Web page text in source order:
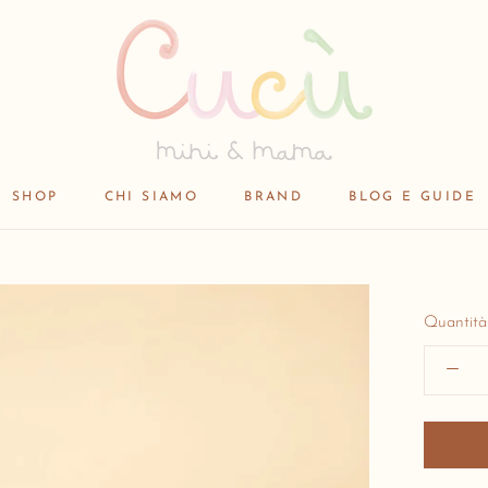
SHOP
CHI SIAMO
BRAND
BLOG E GUIDE
Quantità: